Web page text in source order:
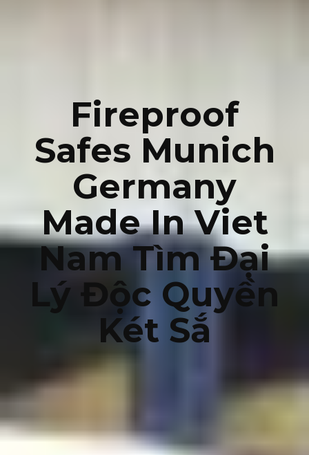
Fireproof
Safes Munich
Germany
Made In Viet
Nam Tìm Đại
Lý Độc Quyền
Két Sắ